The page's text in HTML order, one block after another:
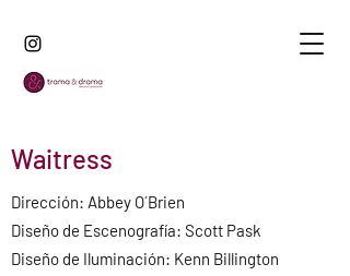
Waitress
Dirección: Abbey O´Brien
Diseño de Escenografía: Scott Pask
Diseño de Iluminación: Kenn Billington